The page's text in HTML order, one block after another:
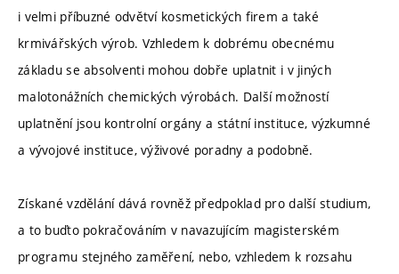
i velmi příbuzné odvětví kosmetických firem a také
krmivářských výrob. Vzhledem k dobrému obecnému
základu se absolventi mohou dobře uplatnit i v jiných
malotonážních chemických výrobách. Další možností
uplatnění jsou kontrolní orgány a státní instituce, výzkumné
a vývojové instituce, výživové poradny a podobně.
Získané vzdělání dává rovněž předpoklad pro další studium,
a to buďto pokračováním v navazujícím magisterském
programu stejného zaměření, nebo, vzhledem k rozsahu